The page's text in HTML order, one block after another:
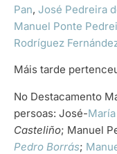
Pan, José Pedreira
Manuel Ponte
Rodríguez
Máis tarde
No Destacamento
persoas: José-
Casteliño; Manuel
Pedro Borrás;